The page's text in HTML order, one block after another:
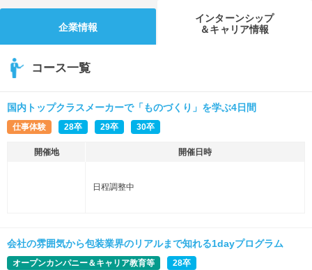
企業情報
インターンシップ
＆キャリア情報
コース一覧
国内トップクラスメーカーで「ものづくり」を学ぶ4日間
仕事体験 28卒 29卒 30卒
開催地 開催日時
日程調整中
会社の雰囲気から包装業界のリアルまで知れる1dayプログラム
オープンカンパニー＆キャリア教育等 28卒